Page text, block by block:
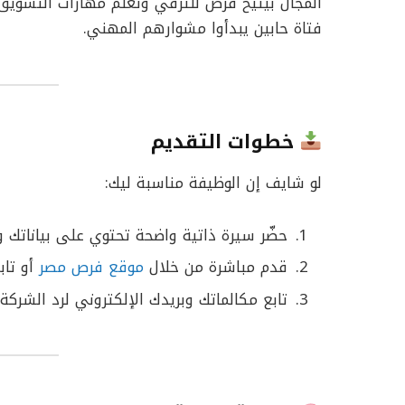
فتاة حابين يبدأوا مشوارهم المهني.
خطوات التقديم
لو شايف إن الوظيفة مناسبة ليك:
حضّر سيرة ذاتية واضحة تحتوي على بياناتك
قدم مباشرة من خلال موقع فرص مصرأو
تابع مكالماتك وبريدك الإلكتروني لرد